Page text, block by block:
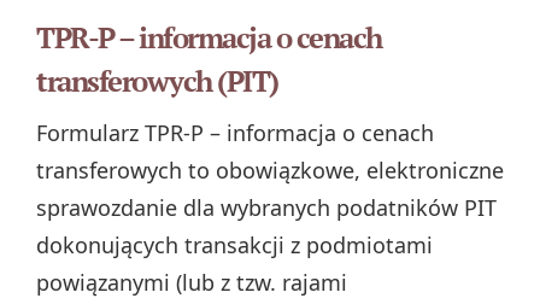
TPR-P – informacja o cenach
transferowych (PIT)
Formularz TPR‑P – informacja o cenach
transferowych to obowiązkowe, elektroniczne
sprawozdanie dla wybranych podatników PIT
dokonujących transakcji z podmiotami
powiązanymi (lub z tzw. rajami